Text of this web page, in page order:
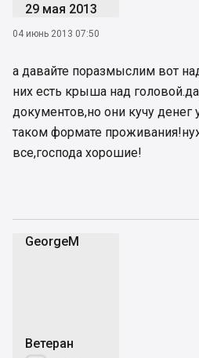
29 мая 2013
04 июнь 2013 07:50
а давайте поразмыслим вот
них есть крыша над
документов,но они кучу денег
таком формате
все,господа хорошие!
GeorgeM
Ветеран